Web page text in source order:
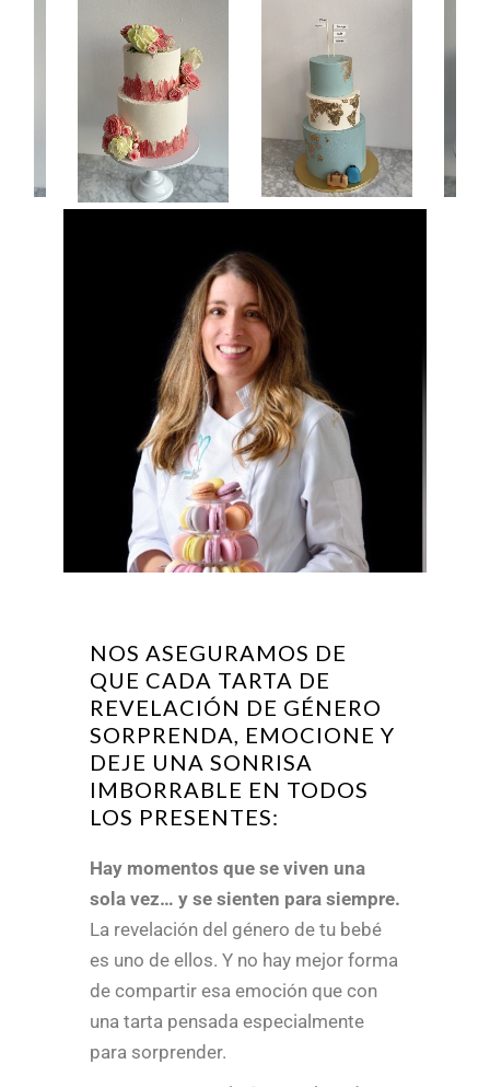
NOS ASEGURAMOS DE
QUE CADA TARTA DE
REVELACIÓN DE GÉNERO
SORPRENDA, EMOCIONE Y
DEJE UNA SONRISA
IMBORRABLE EN TODOS
LOS PRESENTES:
Hay momentos que se viven una
sola vez… y se sienten para siempre.
La revelación del género de tu bebé
es uno de ellos. Y no hay mejor forma
de compartir esa emoción que con
una tarta pensada especialmente
para sorprender.